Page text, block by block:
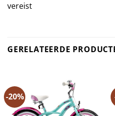
vereist
GERELATEERDE
-20%